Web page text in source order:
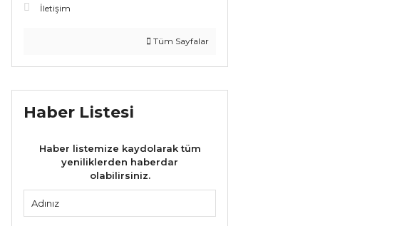
İletişim
Tüm Sayfalar
Haber Listesi
Haber listemize kaydolarak tüm
yeniliklerden haberdar
olabilirsiniz.